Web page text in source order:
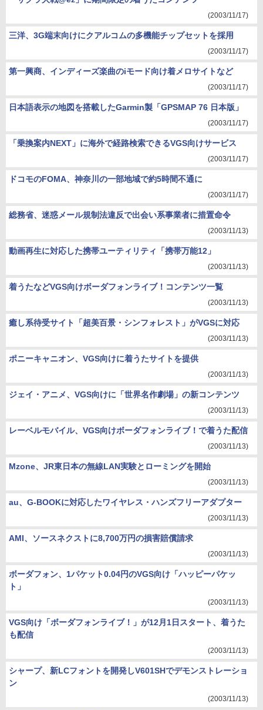
(2003/11/17)
三洋、3G端末向けにクアルコムの多機能チップセットを採用
(2003/11/17)
第一興商、インディーズ楽曲のiモード向け着メロサイトなど
(2003/11/17)
日本語表示の地図を搭載したGarmin製「GPSMAP 76 日本版」
(2003/11/17)
「乗換案内NEXT」に海外で経路検索できるVGS向けサービス
(2003/11/17)
ドコモのFOMA、神奈川の一部地域で約5時間不通に
(2003/11/17)
総務省、迷惑メール規制法違反で出会い系事業者に措置命令
(2003/11/13)
動画再生に対応した携帯ユーティリティ「携帯万能12」
(2003/11/13)
着うたなどVGS向けボーダフォンライブ！コンテンツ一覧
(2003/11/13)
癒し系待受サイト「超美百景・シンフォレスト」がVGSに対応
(2003/11/13)
ポニーキャニオン、VGS向けに着うたサイトを提供
(2003/11/13)
ジェイ・アニメ、VGS向けに「世界名作劇場」の新コンテンツ
(2003/11/13)
レーベルモバイル、VGS向けボーダフォンライブ！で着うた配信
(2003/11/13)
Mzone、JR東日本の無線LAN実験とローミングを開始
(2003/11/13)
au、G-BOOKに対応したワイヤレス・ハンズフリーアダプター
(2003/11/13)
AMI、ソースネクストに8,700万円の損害賠償請求
(2003/11/13)
ボーダフォン、1パケット0.04円のVGS向け「ハッピーパケッ
ト」
(2003/11/13)
VGS向け「ボーダフォンライブ！」が12月1日スタート、着うた
も配信
(2003/11/13)
シャープ、新LCフォントを開発しV601SHでデモンストレーショ
ン
(2003/11/13)